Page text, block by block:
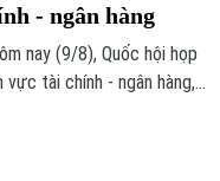
- ngân hàng
nay (9/8), Quốc hội họp
tài chính - ngân hàng,